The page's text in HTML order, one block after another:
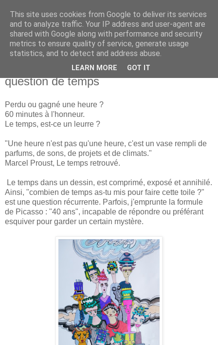
Isabelle L. Simon
artiste peintre
lundi 1 avril 2019
question de temps
Perdu ou gagné une heure ?
60 minutes à l'honneur.
Le temps, est-ce un leurre ?
"Une heure n'est pas qu'une heure, c'est un vase rempli de
parfums, de sons, de projets et de climats."
Marcel Proust, Le temps retrouvé.
Le temps dans un dessin, est comprimé, exposé et annihilé.
Ainsi, "combien de temps as-tu mis pour faire cette toile ?"
est une question récurrente. Parfois, j'emprunte la formule
de Picasso : "40 ans", incapable de répondre ou préférant
esquiver pour garder un certain mystère.
This site uses cookies from Google to deliver its services
and to analyze traffic. Your IP address and user-agent are
shared with Google along with performance and security
metrics to ensure quality of service, generate usage
statistics, and to detect and address abuse.
LEARN MORE GOT IT